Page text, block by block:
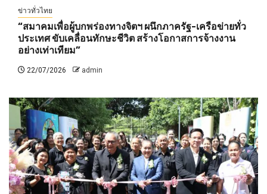
ข่าวทั่วไทย
“สมาคมเพื่อผู้บกพร่องทางจิตฯ ผนึกภาครัฐ-เครือข่ายทั่ว
ประเทศ ขับเคลื่อนทักษะชีวิต สร้างโอกาสการจ้างงาน
อย่างเท่าเทียม”
22/07/2026 admin